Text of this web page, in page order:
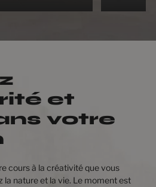
et
votre
cours à la créativité que vous
la nature et la vie. Le moment est